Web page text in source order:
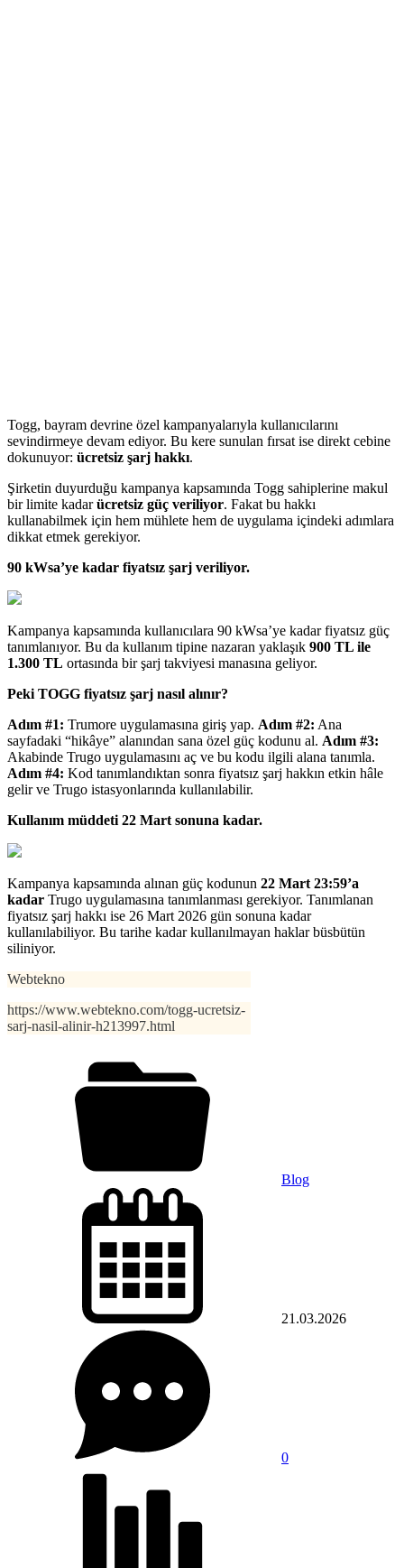
Togg, bayram devrine özel kampanyalarıyla kullanıcılarını
sevindirmeye devam ediyor. Bu kere sunulan fırsat ise direkt cebine
dokunuyor: ücretsiz şarj hakkı.
Şirketin duyurduğu kampanya kapsamında Togg sahiplerine makul
bir limite kadarücretsiz güç veriliyor. Fakat bu hakkı
kullanabilmek için hem mühlete hem de uygulama içindeki adımlara
dikkat etmek gerekiyor.
90 kWsa’ye kadar fiyatsız şarj veriliyor.
Kampanya kapsamında kullanıcılara 90 kWsa’ye kadar fiyatsız güç
tanımlanıyor. Bu da kullanım tipine nazaran yaklaşık 900 TL ile
1.300 TL ortasında bir şarj takviyesi manasına geliyor.
Peki TOGG fiyatsız şarj nasıl alınır?
Adım #1: Trumore uygulamasına giriş yap. Adım #2: Ana
sayfadaki “hikâye” alanından sana özel güç kodunu al. Adım #3:
Akabinde Trugo uygulamasını aç ve bu kodu ilgili alana tanımla.
Adım #4: Kod tanımlandıktan sonra fiyatsız şarj hakkın etkin hâle
gelir ve Trugo istasyonlarında kullanılabilir.
Kullanım müddeti 22 Mart sonuna kadar.
Kampanya kapsamında alınan güç kodunun 22 Mart 23:59’a
kadar Trugo uygulamasına tanımlanması gerekiyor. Tanımlanan
fiyatsız şarj hakkı ise 26 Mart 2026 gün sonuna kadar
kullanılabiliyor. Bu tarihe kadar kullanılmayan haklar büsbütün
siliniyor.
Webtekno
https://www.webtekno.com/togg-ucretsiz-
sarj-nasil-alinir-h213997.html
Blog
21.03.2026
0